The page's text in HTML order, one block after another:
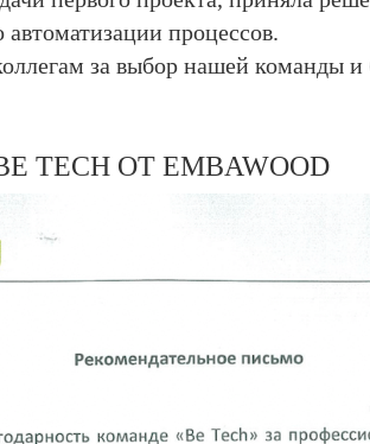
процессов.
за выбор нашей команды и
TECH ОТ EMBAWOOD